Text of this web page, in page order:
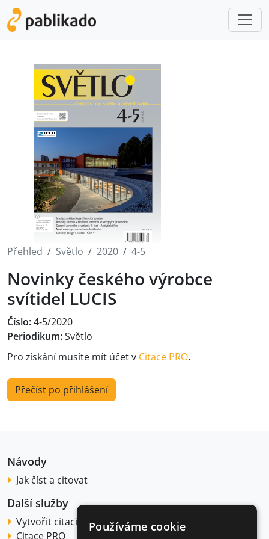
Přehled Světlo 2020 4-5
Novinky českého výrobce
svítidel LUCIS
Číslo:4-5/2020
Periodikum:Světlo
Pro získání musíte mít účet v Citace PRO.
Přečíst po přihlášení
Návody
Jak číst a citovat
Další služby
Vytvořit citaci
Citace PRO
Používáme cookie